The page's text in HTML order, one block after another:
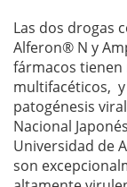
Las dos drogas
Alferon® N y
fármacos tienen
multifacéticos,
patogénesis
Nacional
Universidad de
son